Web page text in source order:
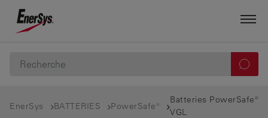
EnerSys BATTERIES PowerSafe®
Batteries PowerSafe®
VGL